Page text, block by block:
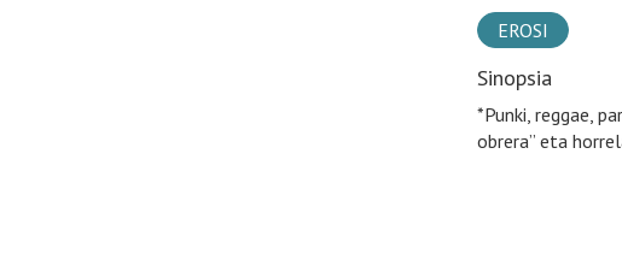
EROSI
Sinopsia
*Punki, reggae,
obrera” eta